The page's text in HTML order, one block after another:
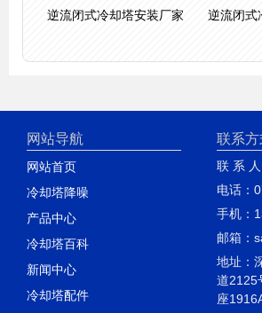
逆流闭式冷却塔安装厂家 逆流闭式
网站导航
网站首页
冷却塔降噪
产品中心
冷却塔百科
新闻中心
冷却塔配件
联系方
联 系
电话：
手机：
邮箱：
地址：
道2125
座